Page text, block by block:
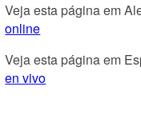
Veja esta página em
online
Veja esta página em
en vivo